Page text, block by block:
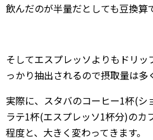
飲んだのが半量だとしても豆換算
そしてエスプレッソよりもドリッ
っかり抽出されるので摂取量は多
実際に、スタバのコーヒー1杯(
ラテ1杯(エスプレッソ1杯分)のカ
程度と、大きく変わってきます。